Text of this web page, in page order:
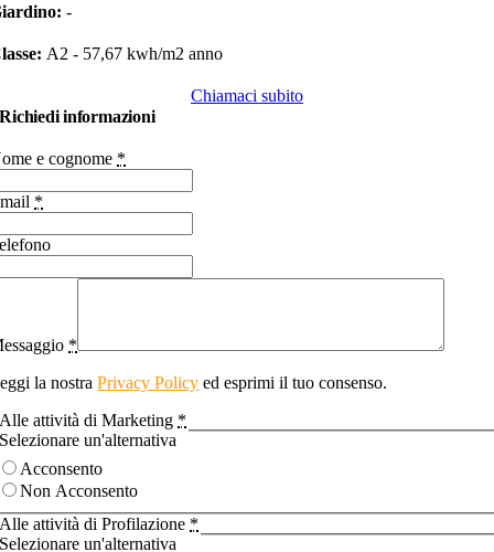
-
A2 - 57,67 kwh/m2 anno
Chiamaci subito
Richiedi informazioni
e cognome *
*
*
la nostraPrivacy Policy ed esprimi il tuo consenso.
Alle attività di Marketing *
Selezionare un'alternativa
Acconsento
Non Acconsento
Alle attività di Profilazione *
Selezionare un'alternativa